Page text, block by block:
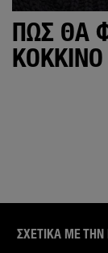
ΠΩΣ ΘΑ
ΣΧΕΤΙΚΑ ΜΕ ΤΗΝ